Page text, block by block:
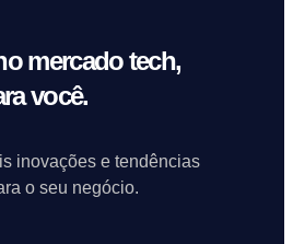
mercado tech,
você.
inovações e tendências
o seu negócio.